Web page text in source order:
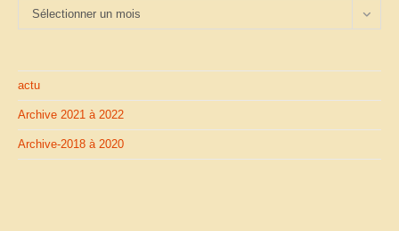
Articles
Sélectionner un mois
actu
Archive 2021 à 2022
Archive-2018 à 2020